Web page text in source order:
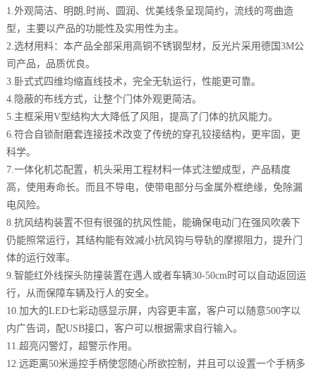
1.外观简洁、明朗,时尚、圆润、优美线条呈现简约，流线的弯曲造
型，主要以产品的功能性及实用性为主。
2.选材用料：本产品全部采用高铜不锈钢型材，反光片采用德国3M公
司产品，品质优良。
3.卧式式四维均缩直线技术，完全无轨运行，性能更可靠。
4.隐蔽的布线方式，让整个门体外观更简洁。
5.主框采用V型结构大大降低了风阻，提高了门体的抗风能力。
6.符合自锁耐磨套连接技术改变了传统的穿孔铰接结构，更牢固，更
科学。
7.一体化机芯配置，机头采用工程材料一体式注塑成型，产品精度
高，使用寿命长。而且不导电，使带电部分与金属外框绝缘，免除漏
电风险。
8.抗风结构装置不但有很强的抗风性能，能确保电动门在强风吹袭下
仍能照常运行，其结构能有效减小抗风钩与导轨的摩擦阻力，提升门
体的运行效率。
9.智能红外线探头防撞装置在遇人或者车辆30-50cm时可以自动返回运
行，从而保障车辆及行人的安全。
10.加大的LED七彩动感显示屏，内容更丰富，客户可以随意500字以
内广告词，配USB接口，客户可以根据需求自行输入。
11.超亮闪警灯，超警示作用。
12.远距离50米遥控手柄使您随心所欲控制，并且可以设置一个手柄多